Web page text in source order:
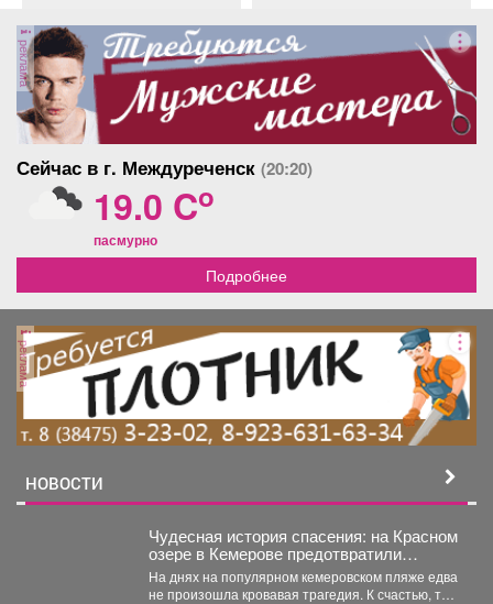
реклама
Сейчас в г. Междуреченск (20:20)
19.0 Co
пасмурно
Подробнее
реклама
НОВОСТИ
Чудесная история спасения: на Красном
озере в Кемерове предотвратили
трагедию
На днях на популярном кемеровском пляже едва
не произошла кровавая трагедия. К счастью, там